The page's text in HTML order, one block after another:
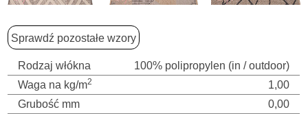
Sprawdź pozostałe wzory
Rodzaj włókna
100% polipropylen (in / outdoor)
Waga na kg/m2
1,00
Grubość mm
0,00